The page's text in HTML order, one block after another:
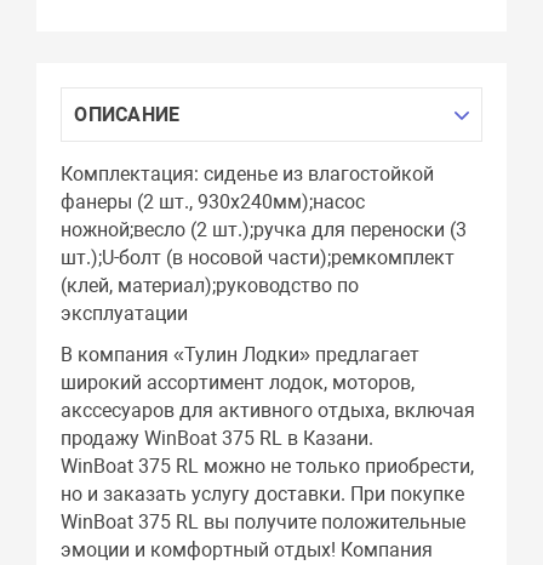
ОПИСАНИЕ
Комплектация: cиденье из влагостойкой
фанеры (2 шт., 930х240мм);насос
ножной;весло (2 шт.);ручка для переноски (3
шт.);U-болт (в носовой части);ремкомплект
(клей, материал);руководство по
эксплуатации
В компания «Тулин Лодки» предлагает
широкий ассортимент лодок, моторов,
акссесуаров для активного отдыха, включая
продажу WinBoat 375 RL в Казани.
WinBoat 375 RL можно не только приобрести,
но и заказать услугу доставки. При покупке
WinBoat 375 RL вы получите положительные
эмоции и комфортный отдых! Компания